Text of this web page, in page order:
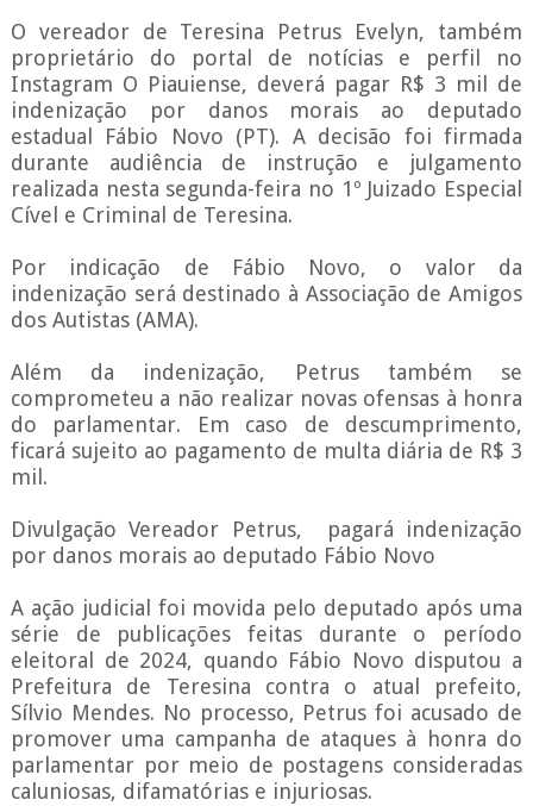
O vereador de Teresina Petrus Evelyn, também
proprietário do portal de notícias e perfil no
Instagram O Piauiense, deverá pagar R$ 3 mil de
indenização por danos morais ao deputado
estadual Fábio Novo (PT). A decisão foi firmada
durante audiência de instrução e julgamento
realizada nesta segunda-feira no 1º Juizado Especial
Cível e Criminal de Teresina.
Por indicação de Fábio Novo, o valor da
indenização será destinado à Associação de Amigos
dos Autistas (AMA).
Além da indenização, Petrus também se
comprometeu a não realizar novas ofensas à honra
do parlamentar. Em caso de descumprimento,
ficará sujeito ao pagamento de multa diária de R$ 3
mil.
Divulgação Vereador Petrus, pagará indenização
por danos morais ao deputado Fábio Novo
A ação judicial foi movida pelo deputado após uma
série de publicações feitas durante o período
eleitoral de 2024, quando Fábio Novo disputou a
Prefeitura de Teresina contra o atual prefeito,
Sílvio Mendes. No processo, Petrus foi acusado de
promover uma campanha de ataques à honra do
parlamentar por meio de postagens consideradas
caluniosas, difamatórias e injuriosas.